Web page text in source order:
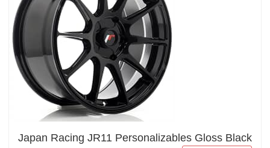
Japan Racing JR11 Personalizables Gloss Black